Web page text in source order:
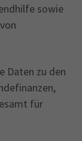
sowie
Daten zu den
für